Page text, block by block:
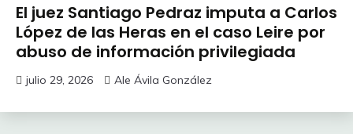
El juez Santiago Pedraz imputa a Carlos
López de las Heras en el caso Leire por
abuso de información privilegiada
julio 29, 2026 Ale Ávila González